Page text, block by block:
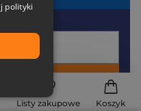
Listy zakupowe Koszyk
EKSTRA
polityki